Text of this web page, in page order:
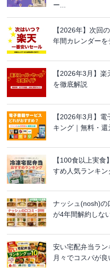
ー...
【2026年】次回
年間カレンダーを
【2026年3月】
を徹底解説
【2026年3月】
キング｜無料・
【100食以上実
すめ人気ランキン
ナッシュ(nosh)の
が4年間解約しな
安い宅配弁当ラン
月々でコスパが良